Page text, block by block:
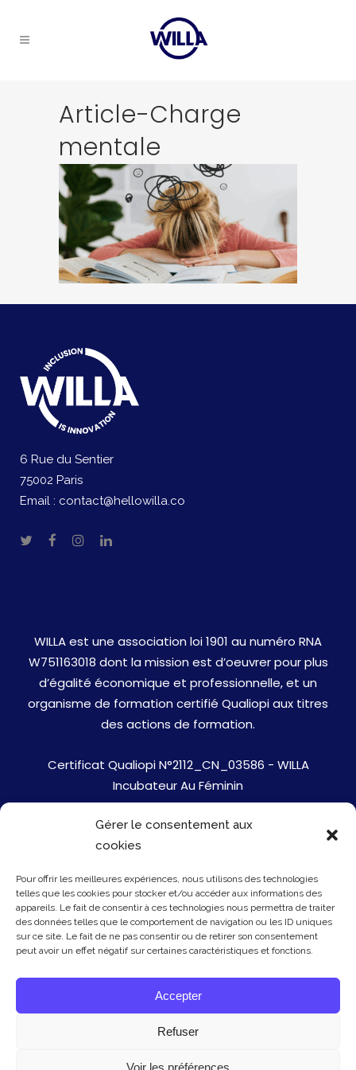
Gérer le consentement aux
cookies
Pour offrir les meilleures expériences, nous utilisons des technologies
telles que les cookies pour stocker et/ou accéder aux informations des
appareils. Le fait de consentir à ces technologies nous permettra de traiter
des données telles que le comportement de navigation ou les ID uniques
sur ce site. Le fait de ne pas consentir ou de retirer son consentement
peut avoir un effet négatif sur certaines caractéristiques et fonctions.
Accepter
Refuser
Voir les préférences
Article-Charge
mentale
6 Rue du Sentier
75002 Paris
Email : contact@hellowilla.co
WILLA est une association loi 1901 au numéro RNA
W751163018 dont la mission est d’oeuvrer pour plus
d’égalité économique et professionnelle, et un
organisme de formation certifié Qualiopi aux titres
des actions de formation.
Certificat Qualiopi N°2112_CN_03586 - WILLA
Incubateur Au Féminin
Jobs
Mentions Légales
Politique de cookies
Presse